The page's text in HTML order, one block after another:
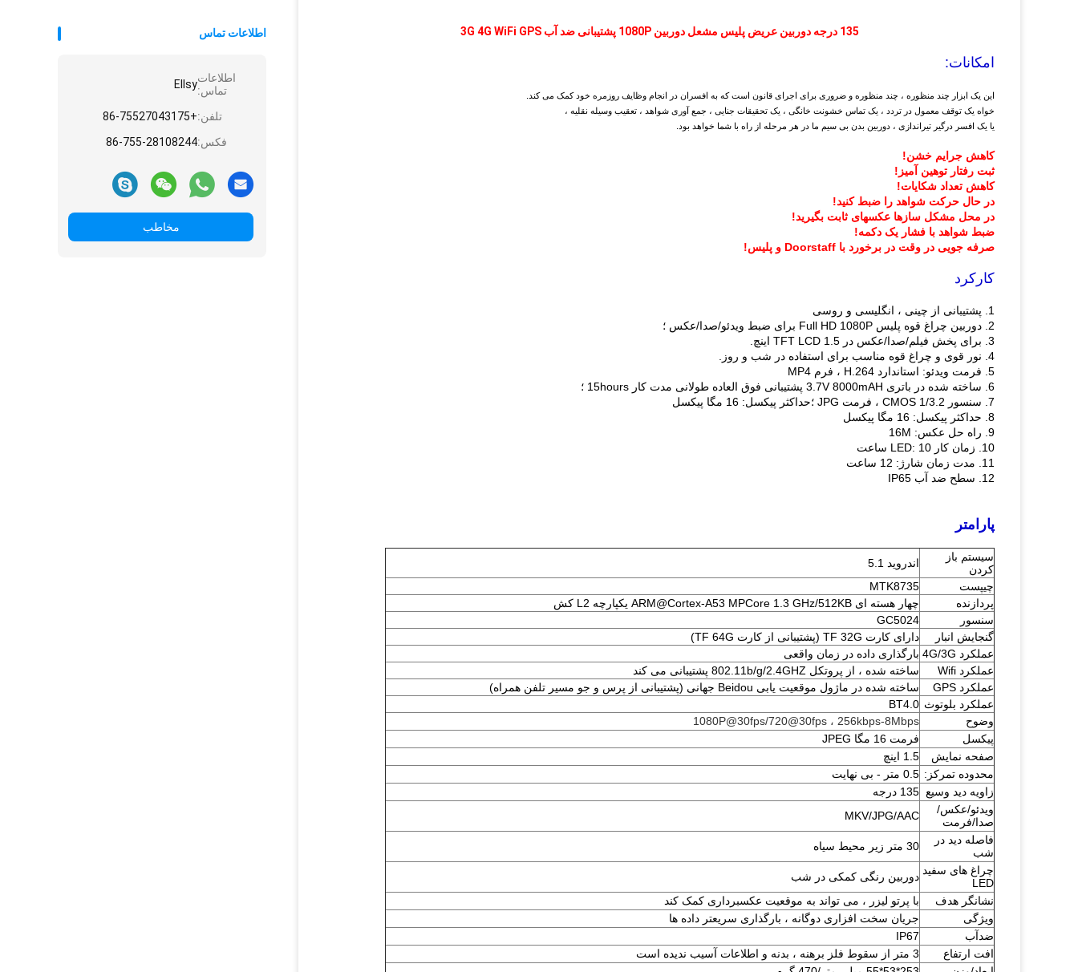
اطلاعات تماس
اطلاعات
تماس:Ellsy
تلفن:+86-75527043175
فکس:86-755-28108244
مخاطب
135 درجه دوربین عریض پلیس مشعل دوربین 1080P پشتیبانی ضد آب 3G 4G WiFi GPS
امکانات:
این یک ابزار چند منظوره ، چند منظوره و ضروری برای اجرای قانون است که به افسران در انجام وظایف روزمره خود کمک می کند.
خواه یک توقف معمول در تردد ، یک تماس خشونت خانگی ، یک تحقیقات جنایی ، جمع آوری شواهد ، تعقیب وسیله نقلیه ،
یا یک افسر درگیر تیراندازی ، دوربین بدن بی سیم ما در هر مرحله از راه با شما خواهد بود.
کاهش جرایم خشن!
ثبت رفتار توهین آمیز!
کاهش تعداد شکایات!
در حال حرکت شواهد را ضبط کنید!
در محل مشکل سازها عکسهای ثابت بگیرید!
ضبط شواهد با فشار یک دکمه!
صرفه جویی در وقت در برخورد با Doorstaff و پلیس!
کارکرد
1. پشتیبانی از چینی ، انگلیسی و روسی
2. دوربین چراغ قوه پلیس Full HD 1080P برای ضبط ویدئو/صدا/عکس ؛
3. برای پخش فیلم/صدا/عکس در TFT LCD 1.5 اینچ.
4. نور قوی و چراغ قوه مناسب برای استفاده در شب و روز.
5. فرمت ویدئو: استاندارد H.264 ، فرم MP4
6. ساخته شده در باتری 3.7V 8000mAH پشتیبانی فوق العاده طولانی مدت کار 15hours ؛
7. سنسور 1/3.2 CMOS ، فرمت JPG ؛حداکثر پیکسل: 16 مگا پیکسل
8. حداکثر پیکسل: 16 مگا پیکسل
9. راه حل عکس: 16M
10. زمان کار LED: 10 ساعت
11. مدت زمان شارژ: 12 ساعت
12. سطح ضد آب IP65
پارامتر
سیستم باز
کردن
اندروید 5.1
چیپست
MTK8735
پردازنده
چهار هسته ای ARM@Cortex-A53 MPCore 1.3 GHz/512KB یکپارچه L2 کش
سنسور
GC5024
گنجایش انبار
دارای کارت TF 32G (پشتیبانی از کارت TF 64G)
عملکرد 4G/3G
بارگذاری داده در زمان واقعی
عملکرد Wifi
ساخته شده ، از پروتکل 802.11b/g/2.4GHZ پشتیبانی می کند
عملکرد GPS
ساخته شده در ماژول موقعیت یابی Beidou جهانی (پشتیبانی از پرس و جو مسیر تلفن همراه)
عملکرد بلوتوث BT4.0
وضوح
1080P@30fps/720@30fps ، 256kbps-8Mbps
پیکسل
فرمت 16 مگا JPEG
صفحه نمایش
1.5 اینچ
محدوده تمرکز: 0.5 متر - بی نهایت
زاویه دید وسیع 135 درجه
ویدئو/عکس/
صدا/فرمت
MKV/JPG/AAC
فاصله دید در
شب
30 متر زیر محیط سیاه
چراغ های سفید
LED
دوربین رنگی کمکی در شب
نشانگر هدف
با پرتو لیزر ، می تواند به موقعیت عکسبرداری کمک کند
ویژگی
جریان سخت افزاری دوگانه ، بارگذاری سریعتر داده ها
ضدآب
IP67
افت ارتفاع
3 متر از سقوط فلز برهنه ، بدنه و اطلاعات آسیب ندیده است